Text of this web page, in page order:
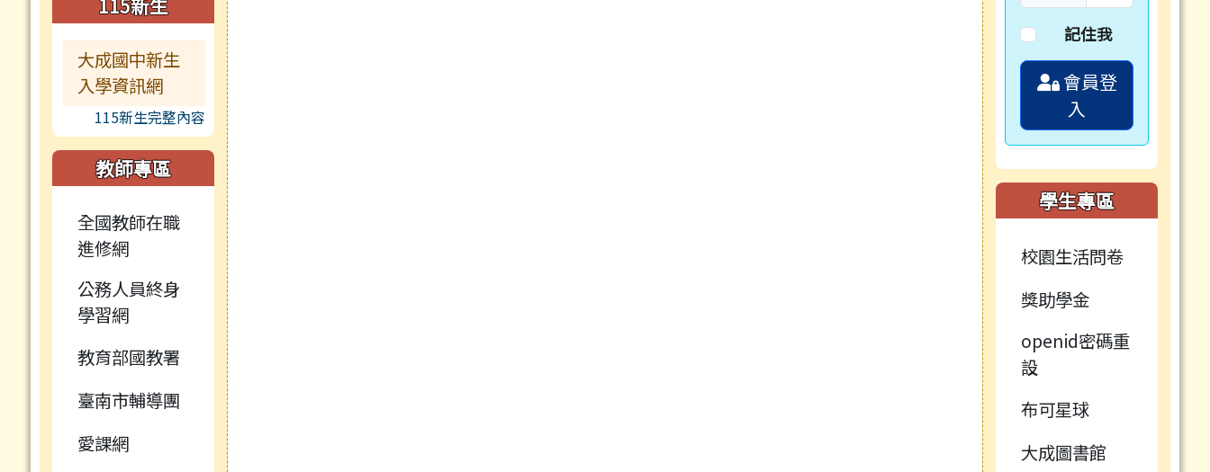
115新生
大成國中新生
入學資訊網
115新生完整內容
教師專區
全國教師在職
進修網
公務人員終身
學習網
教育部國教署
臺南市輔導團
愛課網
記住我
會員登
入
學生專區
校園生活問卷
獎助學金
openid密碼重
設
布可星球
大成圖書館